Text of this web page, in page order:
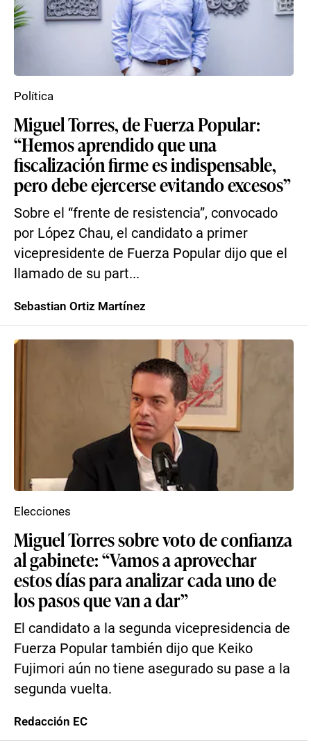
Miguel Torres, de Fuerza Popular:
“Hemos aprendido que una
fiscalización firme es indispensable,
pero debe ejercerse evitando excesos”
Sobre el “frente de resistencia”, convocado
por López Chau, el candidato a primer
vicepresidente de Fuerza Popular dijo que el
llamado de su part...
Política
Sebastian Ortiz Martínez
Miguel Torres sobre voto de confianza
al gabinete: “Vamos a aprovechar
estos días para analizar cada uno de
los pasos que van a dar”
El candidato a la segunda vicepresidencia de
Fuerza Popular también dijo que Keiko
Fujimori aún no tiene asegurado su pase a la
segunda vuelta.
Elecciones
Redacción EC